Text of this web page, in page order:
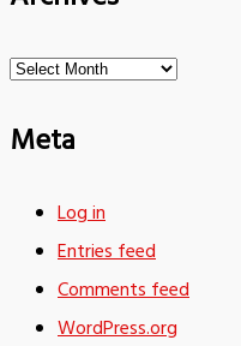
Archives
Meta
Log in
Entries feed
Comments feed
WordPress.org